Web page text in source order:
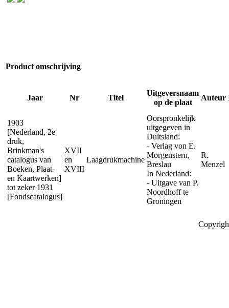
Product omschrijving
Jaar Nr Titel
Uitgeversnaam
op de plaat
Auteur
1903
[Nederland, 2e
druk,
Brinkman's
catalogus van
Boeken, Plaat-
en Kaartwerken]
tot zeker 1931
[Fondscatalogus]
XVII
en
XVIII
Laagdrukmachine
Oorspronkelijk
uitgegeven in
Duitsland:
- Verlag von E.
Morgenstern,
Breslau
In Nederland:
- Uitgave van P.
Noordhoff te
Groningen
R.
Menzel